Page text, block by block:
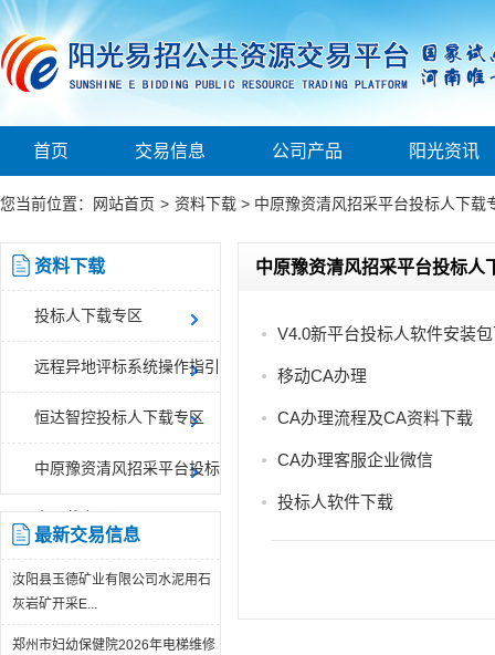
首页 交易信息 公司产品 阳光资讯
您当前位置： 网站首页 > 资料下载 > 中原豫资清风招采平台投标人下载
资料下载
投标人下载专区
远程异地评标系统操作指引
恒达智控投标人下载专区
中原豫资清风招采平台投标
人下载专区
最新交易信息
汝阳县玉德矿业有限公司水泥用石
灰岩矿开采E...
郑州市妇幼保健院2026年电梯维修
中原豫资清风招采平台投标人
V4.0新平台投标人软件安装
移动CA办理
CA办理流程及CA资料下载
CA办理客服企业微信
投标人软件下载